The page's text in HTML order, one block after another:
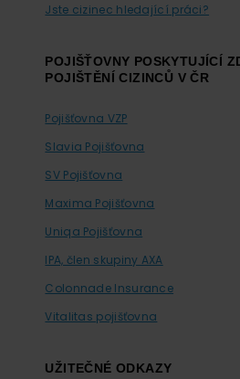
Jste cizinec hledající práci?
POJIŠŤOVNY POSKYTUJÍCÍ
POJIŠTĚNÍ CIZINCŮ V ČR
Pojišťovna VZP
Slavia Pojišťovna
SV Pojišťovna
Maxima Pojišťovna
Uniqa Pojišťovna
IPA, člen skupiny AXA
Colonnade Insurance
Vitalitas pojišťovna
UŽITEČNÉ ODKAZY